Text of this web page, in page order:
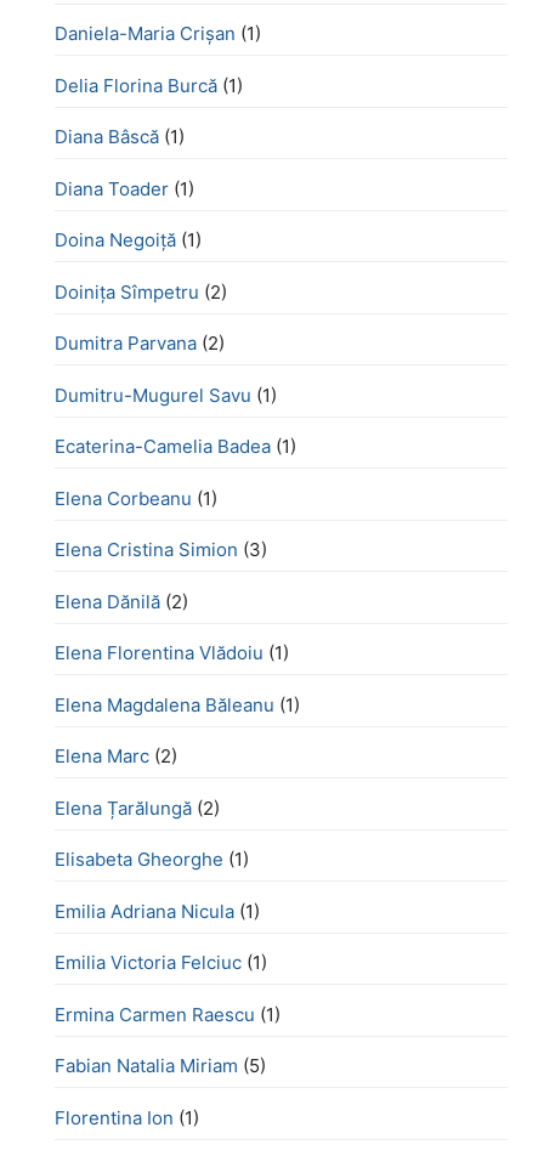
Daniela-Maria Crișan (1)
Delia Florina Burcă (1)
Diana Bâscă (1)
Diana Toader (1)
Doina Negoiță (1)
Doinița Sîmpetru (2)
Dumitra Parvana (2)
Dumitru-Mugurel Savu (1)
Ecaterina-Camelia Badea (1)
Elena Corbeanu (1)
Elena Cristina Simion (3)
Elena Dănilă (2)
Elena Florentina Vlădoiu (1)
Elena Magdalena Băleanu (1)
Elena Marc (2)
Elena Țarălungă (2)
Elisabeta Gheorghe (1)
Emilia Adriana Nicula (1)
Emilia Victoria Felciuc (1)
Ermina Carmen Raescu (1)
Fabian Natalia Miriam (5)
Florentina Ion (1)